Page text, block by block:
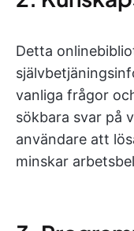
Detta
vanliga frågor
sökbara svar på
användare att
minskar